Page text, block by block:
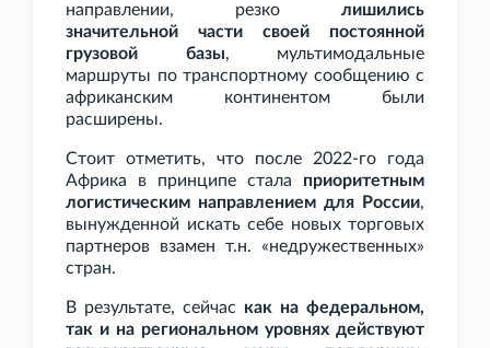
направлении, резко лишились
значительной части своей постоянной
грузовой базы, мультимодальные
маршруты по транспортному сообщению с
африканским континентом были
расширены.
Стоит отметить, что после 2022-го года
Африка в принципе стала приоритетным
логистическим направлением для России,
вынужденной искать себе новых торговых
партнеров взамен т.н. «недружественных»
стран.
В результате, сейчас как на федеральном,
так и на региональном уровнях действуют